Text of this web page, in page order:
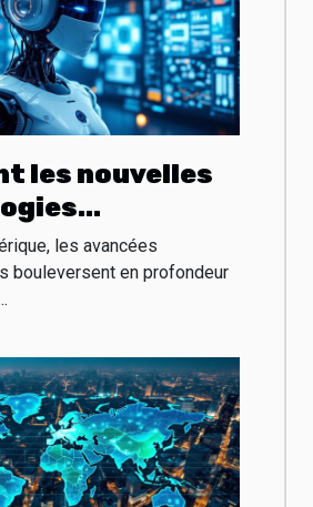
les nouvelles
elles les
marketing ?
les avancées
bouleversent en profondeur